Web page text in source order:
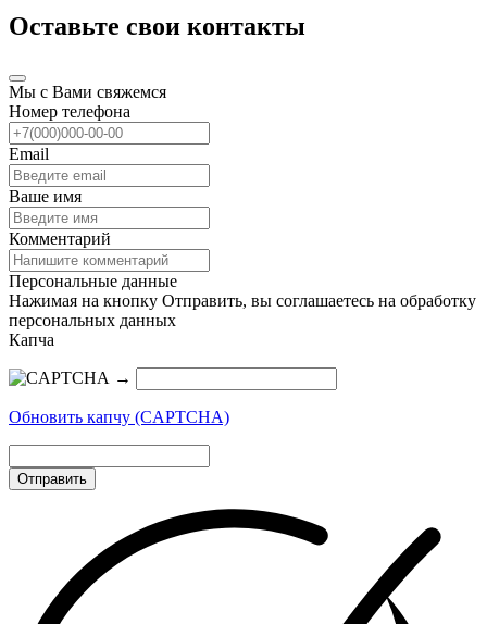
Оставьте свои контакты
Мы с Вами свяжемся
Номер телефона
Email
Ваше имя
Комментарий
Персональные данные
Нажимая на кнопку Отправить, вы соглашаетесь на обработку
персональных данных
Капча
→
Обновить капчу (CAPTCHA)
Отправить